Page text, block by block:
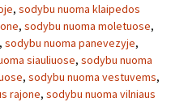
, sodybu nuoma klaipedos
, sodybu nuoma moletuose,
, sodybu nuoma panevezyje,
siauliuose, sodybu nuoma
, sodybu nuoma vestuvems,
rajone, sodybu nuoma vilniaus